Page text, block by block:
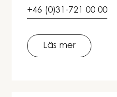
+46 (0)31-721 00 00
Läs mer